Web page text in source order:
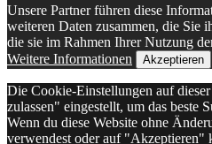
Unsere Partner führen diese
weiteren Daten zusammen, die Sie
die sie im Rahmen Ihrer Nutzung
Weitere Informationen
Akzeptieren
Die Cookie-Einstellungen auf
zulassen" eingestellt, um das beste
Wenn du diese Website ohne
verwendest oder auf "Akzeptieren"